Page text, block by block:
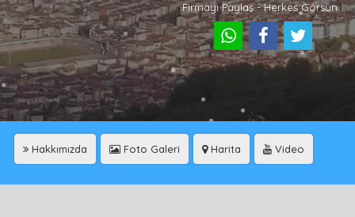
Firmayı Paylaş - Herkes Görsün
Hakkımızda Foto Galeri Harita Video